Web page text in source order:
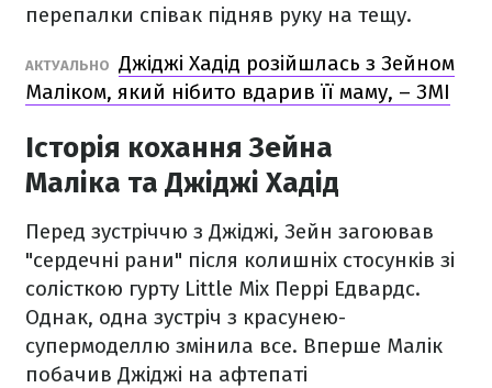
перепалки співак підняв руку на тещу.
АКТУАЛЬНО Джіджі Хадід розійшлась з Зейном
Маліком, який нібито вдарив її маму, – ЗМІ
Історія кохання Зейна
Маліка та Джіджі Хадід
Перед зустріччю з Джіджі, Зейн загоював
"сердечні рани" після колишніх стосунків зі
солісткою гурту Little Mix Перрі Едвардс.
Однак, одна зустріч з красунею-
супермоделлю змінила все. Вперше Малік
побачив Джіджі на афтепаті